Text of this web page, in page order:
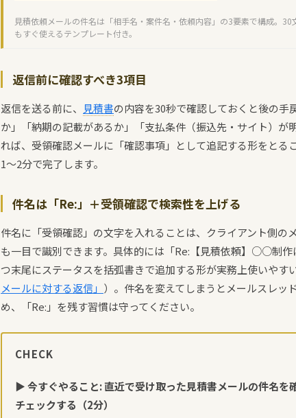
見積依頼メールの件名は「相手名・案件名・依頼内容」の3要素で構成。
もすぐ使えるテンプレート付き。
返信前に確認すべき3項目
返信を送る前に、 見積書の内容を30秒で確認しておくと後の手
か」「納期の記載があるか」「支払条件（振込先・サイト）
れば、受領確認メールに「確認事項」として追記する形をとる
1〜2分で完了します。
件名は「Re:」＋受領確認で検索性を上げる
件名に「受領確認」の文字を入れることは、クライアント側
も一目で識別できます。具体的には「Re:【見積依頼】○○制
つ末尾にステータスを括弧書きで追加する形が実務上使いやす
メールに対する返信」 ）。件名を変えてしまうとメールスレッ
め、「Re:」を残す習慣は守ってください。
CHECK
▶ 今すぐやること: 直近で受け取った見積書メールの件名
チェックする（2分）